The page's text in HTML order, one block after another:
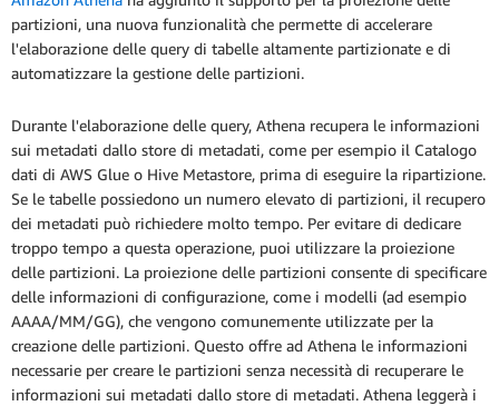
partizioni, una nuova funzionalità che permette di accelerare
l'elaborazione delle query di tabelle altamente partizionate e di
automatizzare la gestione delle partizioni.
Durante l'elaborazione delle query, Athena recupera le informazioni
sui metadati dallo store di metadati, come per esempio il Catalogo
dati di AWS Glue o Hive Metastore, prima di eseguire la ripartizione.
Se le tabelle possiedono un numero elevato di partizioni, il recupero
dei metadati può richiedere molto tempo. Per evitare di dedicare
troppo tempo a questa operazione, puoi utilizzare la proiezione
delle partizioni. La proiezione delle partizioni consente di specificare
delle informazioni di configurazione, come i modelli (ad esempio
AAAA/MM/GG), che vengono comunemente utilizzate per la
creazione delle partizioni. Questo offre ad Athena le informazioni
necessarie per creare le partizioni senza necessità di recuperare le
informazioni sui metadati dallo store di metadati. Athena leggerà i